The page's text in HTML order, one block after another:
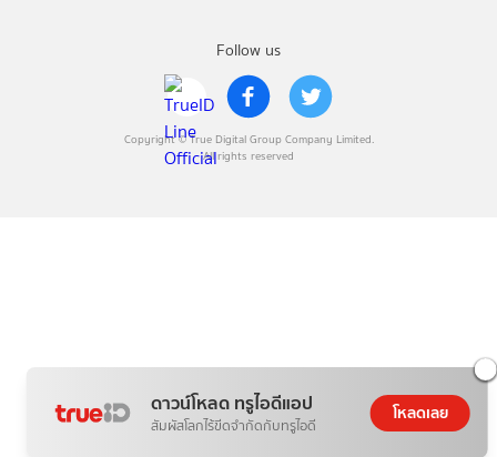
ดาวน์โหลด ทรูไอดีแอป
สัมผัสโลกไร้ขีดจำกัดกับทรูไอดี
โหลดเลย
Follow us
Copyright © True Digital Group Company Limited.
All rights reserved